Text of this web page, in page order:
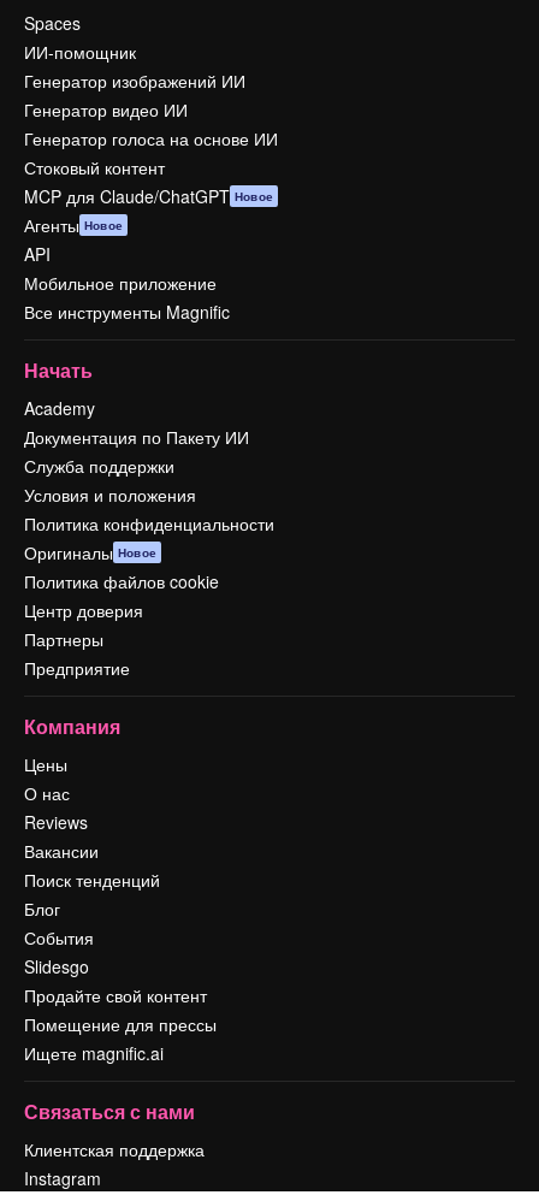
Spaces
ИИ-помощник
Генератор изображений ИИ
Генератор видео ИИ
Генератор голоса на основе ИИ
Стоковый контент
MCP для Claude/ChatGPT Новое
Агенты Новое
API
Мобильное приложение
Все инструменты Magnific
Начать
Academy
Документация по Пакету ИИ
Служба поддержки
Условия и положения
Политика конфиденциальности
Оригиналы Новое
Политика файлов cookie
Центр доверия
Партнеры
Предприятие
Компания
Цены
О нас
Reviews
Вакансии
Поиск тенденций
Блог
События
Slidesgo
Продайте свой контент
Помещение для прессы
Ищете magnific.ai
Связаться с нами
Клиентская поддержка
Instagram